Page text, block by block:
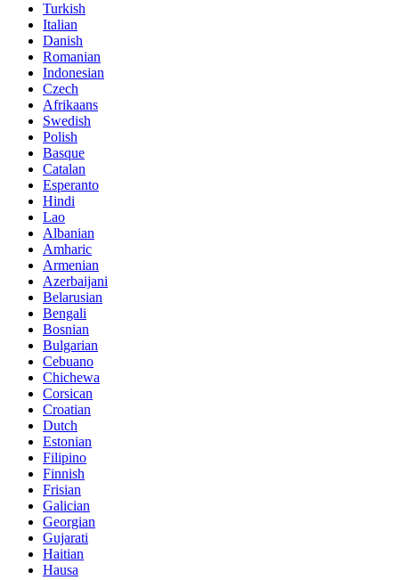
Turkish
Italian
Danish
Romanian
Indonesian
Czech
Afrikaans
Swedish
Polish
Basque
Catalan
Esperanto
Hindi
Lao
Albanian
Amharic
Armenian
Azerbaijani
Belarusian
Bengali
Bosnian
Bulgarian
Cebuano
Chichewa
Corsican
Croatian
Dutch
Estonian
Filipino
Finnish
Frisian
Galician
Georgian
Gujarati
Haitian
Hausa